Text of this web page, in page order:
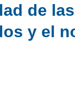
de
y el